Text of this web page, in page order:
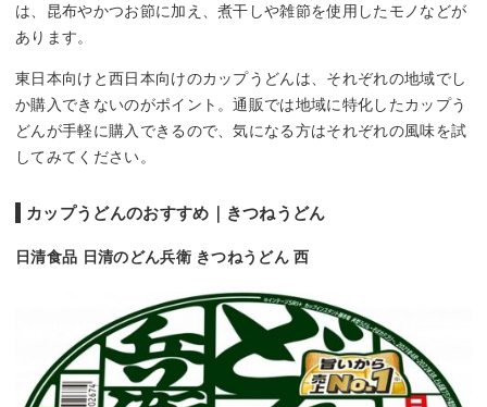
は、昆布やかつお節に加え、煮干しや雑節を使用したモノなどが
あります。
東日本向けと西日本向けのカップうどんは、それぞれの地域でし
か購入できないのがポイント。通販では地域に特化したカップう
どんが手軽に購入できるので、気になる方はそれぞれの風味を試
してみてください。
カップうどんのおすすめ｜きつねうどん
日清食品 日清のどん兵衛 きつねうどん 西